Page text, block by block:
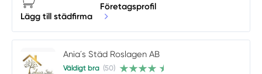
Lägg till städfirma
Företagsprofil
Ania´s Städ Roslagen AB
Väldigt bra (50)